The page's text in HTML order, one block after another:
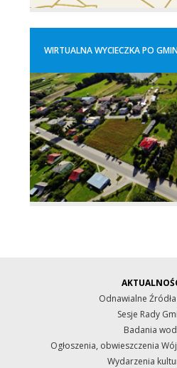
WIRTUALNA WYCIECZKA PO
Odnawialne
Sesje Rady
Badania
Ogłoszenia, obwieszczenia
Wydarzenia